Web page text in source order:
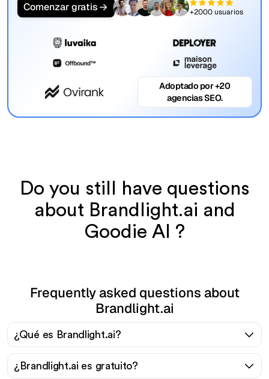
Comenzar gratis +2000 usuarios
Adoptado por +20
agencias SEO.
Do you still have questions
about Brandlight.ai and
Goodie AI ?
Frequently asked questions about
Brandlight.ai
¿Qué es Brandlight.ai?
¿Brandlight.ai es gratuito?